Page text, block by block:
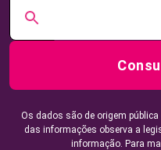
Os dados são de origem
das informações observa a
informação. Para